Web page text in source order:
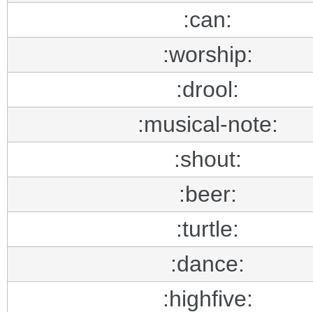
:can:
:worship:
:drool:
:musical-note:
:shout:
:beer:
:turtle:
:dance:
:highfive: